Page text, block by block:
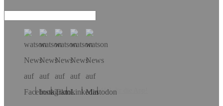
Hol dir die App!